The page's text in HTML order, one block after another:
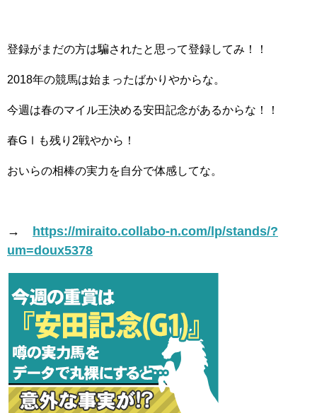
登録がまだの方は騙されたと思って登録してみ！！
2018年の競馬は始まったばかりやからな。
今週は春のマイル王決める安田記念があるからな！！
春GⅠも残り2戦やから！
おいらの相棒の実力を自分で体感してな。
→ https://miraito.collabo-n.com/lp/stands/?
um=doux5378